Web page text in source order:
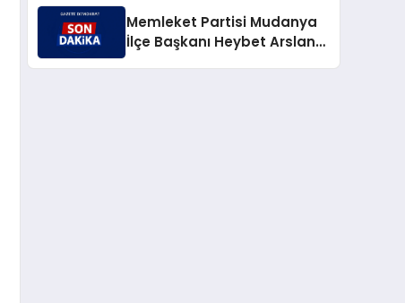
Memleket Partisi Mudanya
İlçe Başkanı Heybet Arslan